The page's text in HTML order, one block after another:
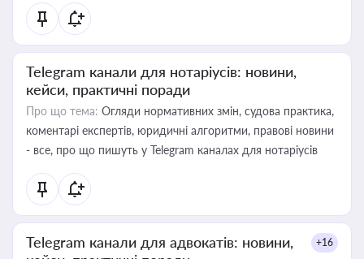
Telegram канали для нотаріусів: новини,
кейси, практичні поради
Про що тема: Огляди нормативних змін, судова практика,
коментарі експертів, юридичні алгоритми, правові новини
- все, про що пишуть у Telegram каналах для нотаріусів
Telegram канали для адвокатів: новини,
+16